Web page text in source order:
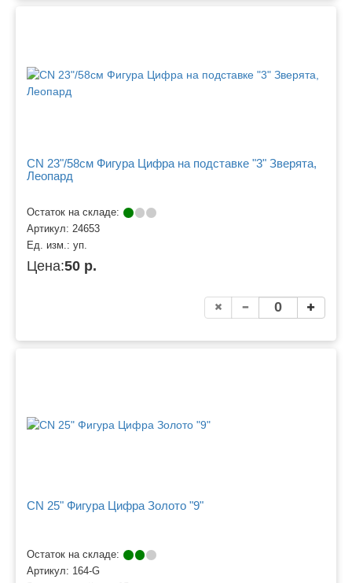
CN 23"/58см Фигура Цифра на подставке "3" Зверята,
Леопард
Остаток на складе:
Артикул: 24653
Ед. изм.: уп.
Цена:50 р.
CN 25" Фигура Цифра Золото "9"
Остаток на складе:
Артикул: 164-G